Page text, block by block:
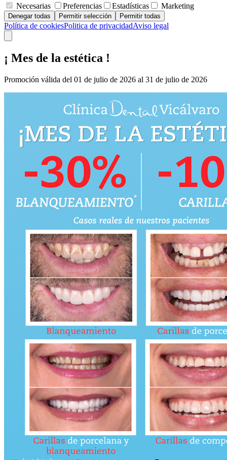
Necesarias Preferencias Estadísticas Marketing
Denegar todas Permitir selección Permitir todas
Política de cookiesPolitica de privacidadAviso legal
¡ Mes de la estética !
Promoción válida del 01 de julio de 2026 al 31 de julio de 2026